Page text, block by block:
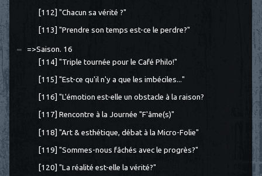
[112] "Chacun sa vérité ?"
[113] "Prendre son temps est-ce le perdre?"
=>Saison. 16
[114] "Triple tournée pour le Café Philo!"
[115] "Est-ce qu'il n'y a que les imbéciles..."
[116] "L'émotion est-elle un obstacle à la raison?
[117] Rencontre à la Journée "F'âme(s)"
[118] "Art & esthétique, débat à la Micro-Folie"
[119] "Sommes-nous fâchés avec le progrès?"
[120] "La réalité est-elle la vérité?"